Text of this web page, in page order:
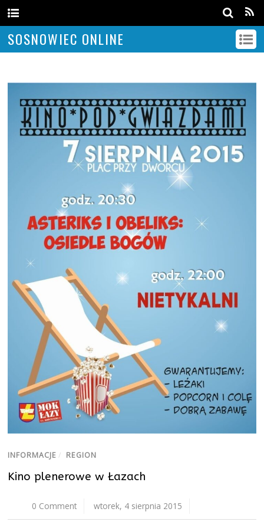
SOSNOWIEC ONLINE
INFORMACJE / REGION
Kino plenerowe w Łazach
0 Comment wtorek, 4 sierpnia 2015